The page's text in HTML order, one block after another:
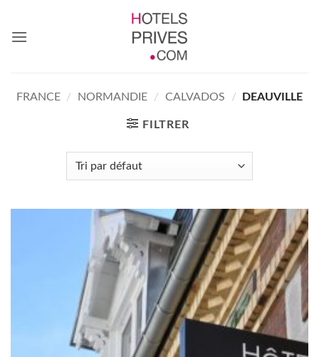
contenu
FRANCE / NORMANDIE / CALVADOS / DEAUVILLE
FILTRER